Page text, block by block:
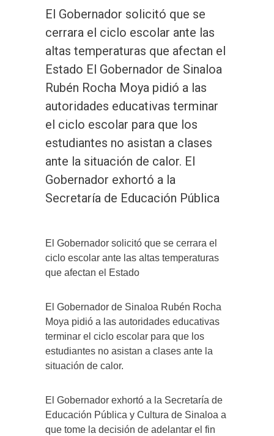
El Gobernador solicitó que se
cerrara el ciclo escolar ante las
altas temperaturas que afectan el
Estado El Gobernador de Sinaloa
Rubén Rocha Moya pidió a las
autoridades educativas terminar
el ciclo escolar para que los
estudiantes no asistan a clases
ante la situación de calor. El
Gobernador exhortó a la
Secretaría de Educación Pública
El Gobernador solicitó que se cerrara el
ciclo escolar ante las altas temperaturas
que afectan el Estado
El Gobernador de Sinaloa Rubén Rocha
Moya pidió a las autoridades educativas
terminar el ciclo escolar para que los
estudiantes no asistan a clases ante la
situación de calor.
El Gobernador exhortó a la Secretaría de
Educación Pública y Cultura de Sinaloa a
que tome la decisión de adelantar el fin